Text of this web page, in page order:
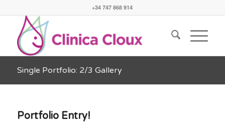
+34 747 868 914
Single Portfolio: 2/3 Gallery
Portfolio Entry!